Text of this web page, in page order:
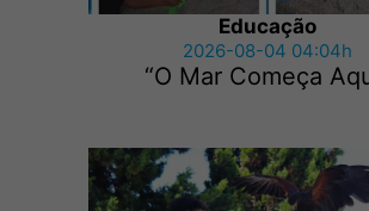
Educação
2026-08-04 04:04h
“O Mar Começa